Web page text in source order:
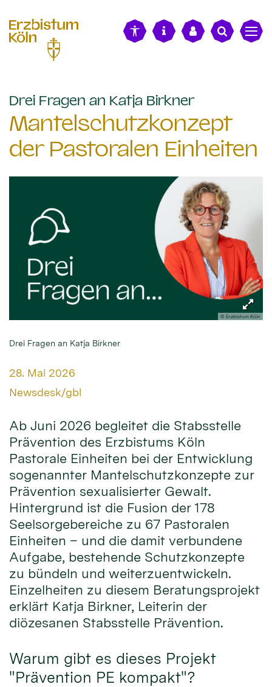
Drei Fragen an Katja Birkner:
Mantelschutzkonzept
der Pastoralen Einheiten
© Erzbistum Köln
Drei Fragen an Katja Birkner
Datum:
28. Mai 2026
Von:
Newsdesk/gbl
Ab Juni 2026 begleitet die Stabsstelle
Prävention des Erzbistums Köln
Pastorale Einheiten bei der Entwicklung
sogenannter Mantelschutzkonzepte zur
Prävention sexualisierter Gewalt.
Hintergrund ist die Fusion der 178
Seelsorgebereiche zu 67 Pastoralen
Einheiten – und die damit verbundene
Aufgabe, bestehende Schutzkonzepte
zu bündeln und weiterzuentwickeln.
Einzelheiten zu diesem Beratungsprojekt
erklärt Katja Birkner, Leiterin der
diözesanen Stabsstelle Prävention.
Warum gibt es dieses Projekt
"Prävention PE kompakt"?